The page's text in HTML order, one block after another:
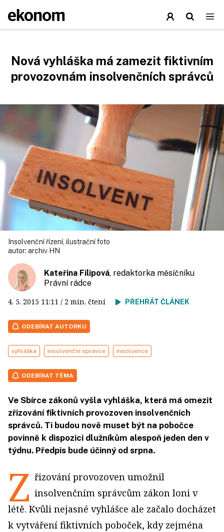
Nová vyhláška má zamezit fiktivním
provozovnám insolvenčních správců
Insolvenční řízení, ilustrační foto
autor: archiv HN
Kateřina Filipová, redaktorka měsíčníku
Právní rádce
4. 5. 2015 11:11 / 2 min. čtení PŘEHRÁT ČLÁNEK
ODEBÍRAT AUTORKU
vyhláška insolvenční správce insolvence
ODEBÍRAT TÉMA
Ve Sbírce zákonů vyšla vyhláška, která má omezit
zřizování fiktivních provozoven insolvenčních
správců. Ti budou nově muset být na pobočce
povinně k dispozici dlužníkům alespoň jeden den v
týdnu. Předpis bude účinný od srpna.
Z řizování provozoven umožnil
insolvenčním správcům zákon loni v
létě. Kvůli nejasné vyhlášce ale začalo docházet
k vytváření fiktivních poboček, kdy zejména